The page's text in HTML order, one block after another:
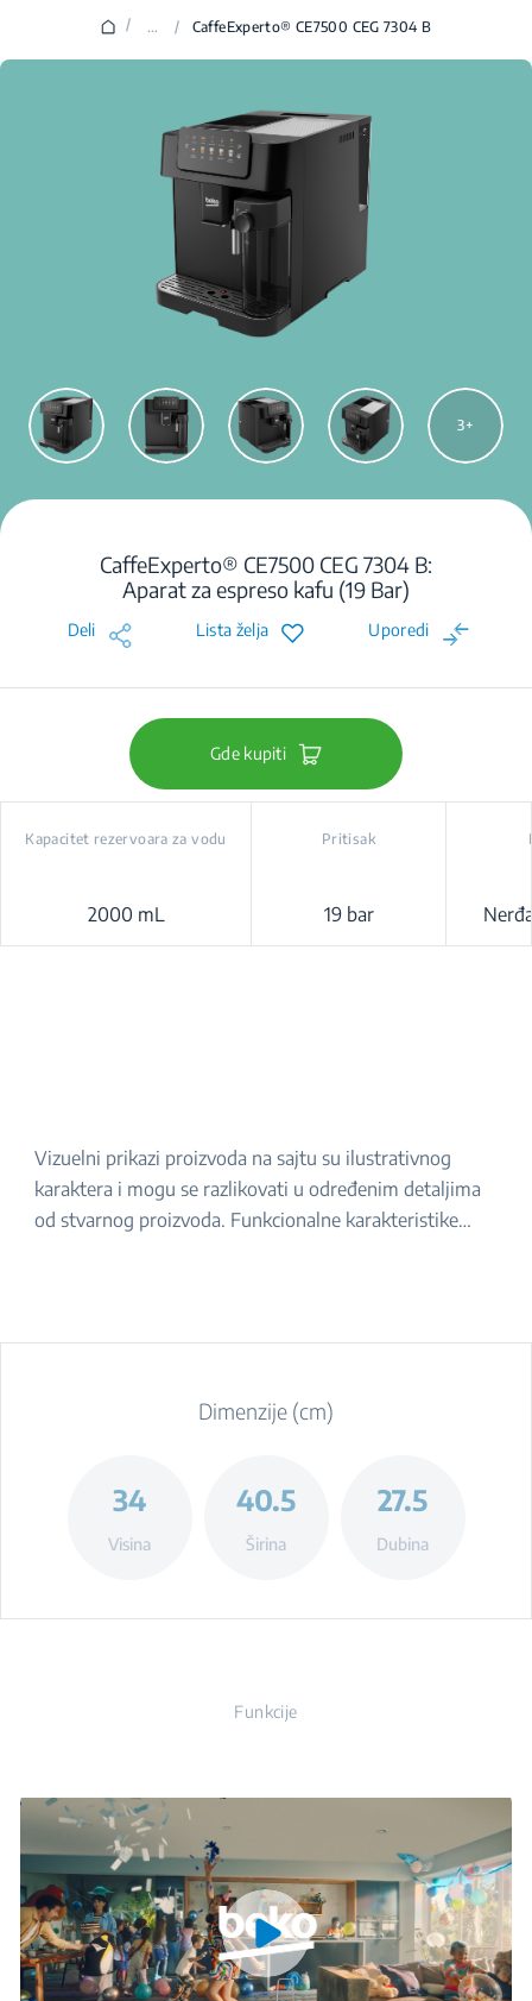
/ ... / CaffeExperto® CE7500 CEG 7304 B
3
CaffeExperto® CE7500 CEG 7304 B:
Aparat za espreso kafu (19 Bar)
Deli Lista želja Uporedi
Gde kupiti
Kapacitet rezervoara za vodu
2000 mL
Pritisak
19 bar
Vizuelni prikazi proizvoda na sajtu su ilustrativnog
karaktera i mogu se razlikovati u određenim detaljima
od stvarnog proizvoda. Funkcionalne karakteristike
Dimenzije (cm)
34
Visina
40.5
Širina
27.5
Dubina
Funkcije